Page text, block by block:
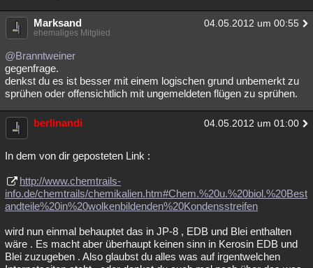
Marksand 04.05.2012 um 00:55
ehemaliges Mitglied
@Branntweiner
gegenfrage.
denkst du es ist besser mit einem logischen grund unbemerkt zu
sprühen oder offensichtlich mit ungemeldeten flügen zu sprühen.
berlinandi 04.05.2012 um 01:00
In dem von dir geposteten Link :
http://www.chemtrails-
info.de/chemtrails/chemikalien.htm#Chem.%20u.%20biol.%20Best
andteile%20in%20wolkenbildenden%20Kondensstreifen
wird nun einmal behauptet das in JP-8 , EDB und Blei enthalten
wäre . Es macht aber überhaupt keinen sinn in Kerosin EDB und
Blei zuzugeben . Also glaubst du alles was auf irgentwelchen